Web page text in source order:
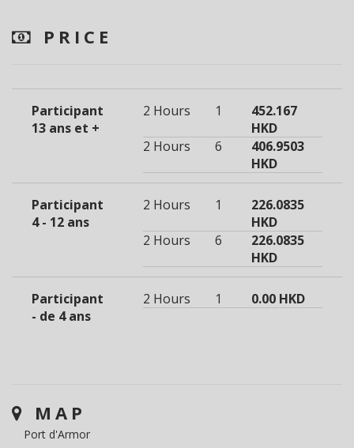
PRICE
Participant
13 ans et +
2 Hours 1
452.167
HKD
2 Hours
6
406.9503
HKD
Participant
4 - 12 ans
2 Hours 1
226.0835
HKD
2 Hours
6
226.0835
HKD
Participant
- de 4 ans
2 Hours 1 0.00 HKD
MAP
Port d'Armor